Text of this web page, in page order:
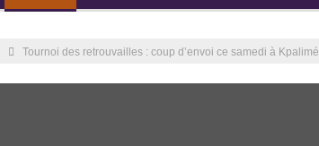
Tournoi des retrouvailles : coup d’envoi ce samedi à Kpalimé